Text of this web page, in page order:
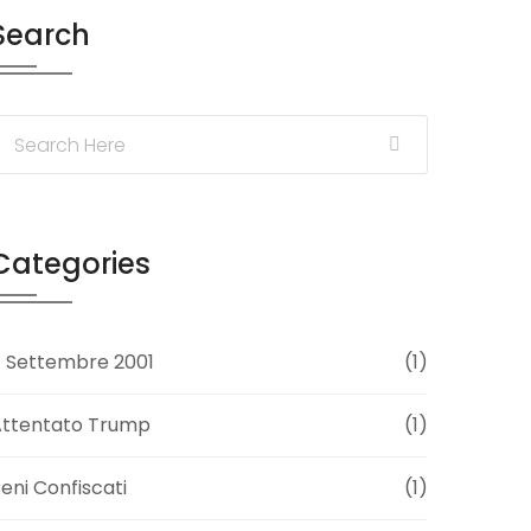
Settembre 2001 (1)
Trump (1)
Confiscati (1)